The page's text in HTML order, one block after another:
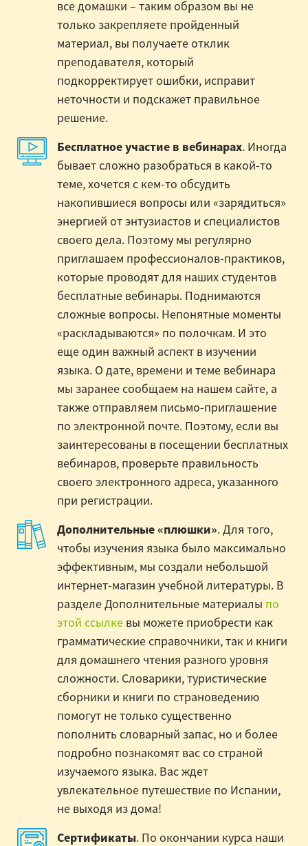
все домашки – таким образом вы не
только закрепляете пройденный
материал, вы получаете отклик
преподавателя, который
подкорректирует ошибки, исправит
неточности и подскажет правильное
решение.
Бесплатное участие в вебинарах. Иногда
бывает сложно разобраться в какой-то
теме, хочется с кем-то обсудить
накопившиеся вопросы или «зарядиться»
энергией от энтузиастов и специалистов
своего дела. Поэтому мы регулярно
приглашаем профессионалов-практиков,
которые проводят для наших студентов
бесплатные вебинары. Поднимаются
сложные вопросы. Непонятные моменты
«раскладываются» по полочкам. И это
еще один важный аспект в изучении
языка. О дате, времени и теме вебинара
мы заранее сообщаем на нашем сайте, а
также отправляем письмо-приглашение
по электронной почте. Поэтому, если вы
заинтересованы в посещении бесплатных
вебинаров, проверьте правильность
своего электронного адреса, указанного
при регистрации.
Дополнительные «плюшки». Для того,
чтобы изучения языка было максимально
эффективным, мы создали небольшой
интернет-магазин учебной литературы. В
разделе Дополнительные материалы по
этой ссылке вы можете приобрести как
грамматические справочники, так и книги
для домашнего чтения разного уровня
сложности. Словарики, туристические
сборники и книги по страноведению
помогут не только существенно
пополнить словарный запас, но и более
подробно познакомят вас со страной
изучаемого языка. Вас ждет
увлекательное путешествие по Испании,
не выходя из дома!
Сертификаты. По окончании курса наши